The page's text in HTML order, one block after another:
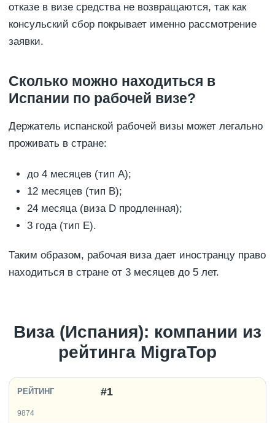
отказе в визе средства не возвращаются, так как
консульский сбор покрывает именно рассмотрение
заявки.
Сколько можно находиться в
Испании по рабочей визе?
Держатель испанской рабочей визы может легально
проживать в стране:
до 4 месяцев (тип A);
12 месяцев (тип B);
24 месяца (виза D продленная);
3 года (тип E).
Таким образом, рабочая виза дает иностранцу право
находиться в стране от 3 месяцев до 5 лет.
Виза (Испания): компании из
рейтинга MigraTop
#1
9874